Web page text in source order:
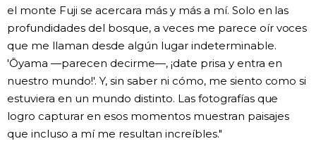
el monte Fuji se acercara más y más a mí. Solo en las
profundidades del bosque, a veces me parece oír voces
que me llaman desde algún lugar indeterminable.
'Ōyama —parecen decirme—, ¡date prisa y entra en
nuestro mundo!'. Y, sin saber ni cómo, me siento como si
estuviera en un mundo distinto. Las fotografías que
logro capturar en esos momentos muestran paisajes
que incluso a mí me resultan increíbles."